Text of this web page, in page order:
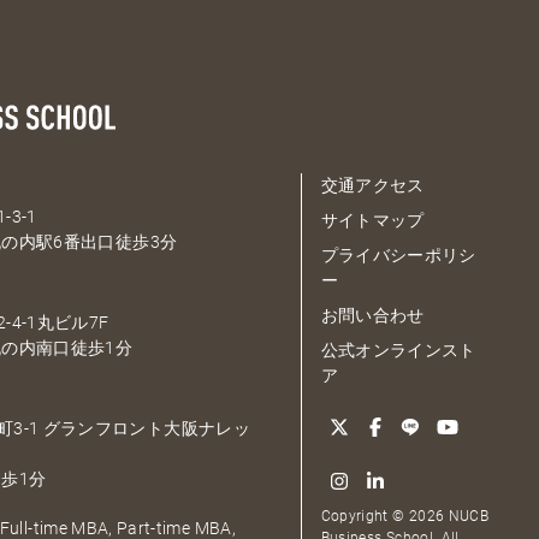
3-1
内駅6番出口徒歩3分
4-1丸ビル7F
内南口徒歩1分
3-1 グランフロント大阪ナレッ
1分
time MBA, Part-time MBA,
交通アクセス
サイトマップ
プライバシーポリシ
ー
お問い合わせ
公式オンラインスト
ア
Copyright © 2026 NUCB